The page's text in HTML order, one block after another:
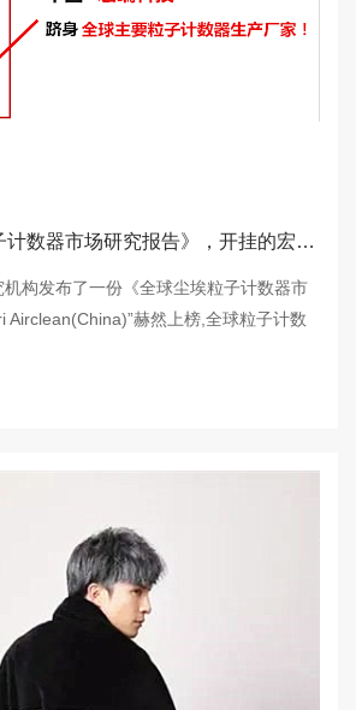
铁打的《全球粒子计数器市场研究报告》，开挂的宏瑞科技
构发布了一份《全球尘埃粒子计数器市
Airclean(China)”赫然上榜,全球粒子计数